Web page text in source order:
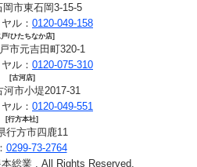
岡市東石岡3-15-5
ル： 0120-049-158
/ひたちなか店]
市元吉田町320-1
ル： 0120-075-310
[古河店]
河市小堤2017-31
ル： 0120-049-551
[行方本社]
行方市四鹿11
0299-73-2764
総業 . All Rights Reserved.